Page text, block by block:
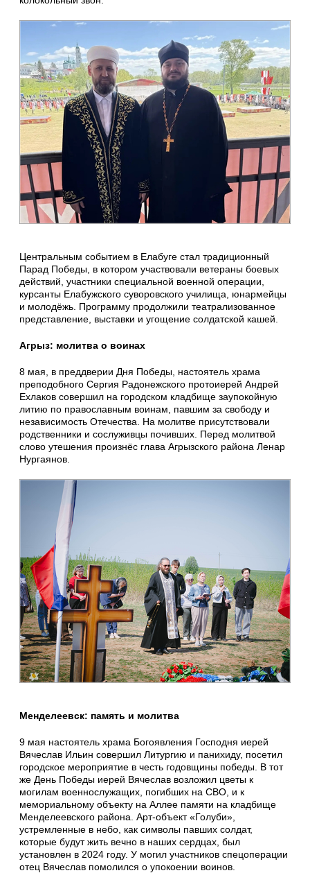
Центральным событием в Елабуге стал традиционный
Парад Победы, в котором участвовали ветераны боевых
действий, участники специальной военной операции,
курсанты Елабужского суворовского училища, юнармейцы
и молодёжь. Программу продолжили театрализованное
представление, выставки и угощение солдатской кашей.
Агрыз: молитва о воинах
8 мая, в преддверии Дня Победы, настоятель храма
преподобного Сергия Радонежского протоиерей Андрей
Ехлаков совершил на городском кладбище заупокойную
литию по православным воинам, павшим за свободу и
независимость Отечества. На молитве присутствовали
родственники и сослуживцы почивших. Перед молитвой
слово утешения произнёс глава Агрызского района Ленар
Нургаянов.
Менделеевск: память и молитва
9 мая настоятель храма Богоявления Господня иерей
Вячеслав Ильин совершил Литургию и панихиду, посетил
городское мероприятие в честь годовщины победы. В тот
же День Победы иерей Вячеслав возложил цветы к
могилам военнослужащих, погибших на СВО, и к
мемориальному объекту на Аллее памяти на кладбище
Менделеевского района. Арт-объект «Голуби»,
устремленные в небо, как символы павших солдат,
которые будут жить вечно в наших сердцах, был
установлен в 2024 году. У могил участников спецоперации
отец Вячеслав помолился о упокоении воинов.